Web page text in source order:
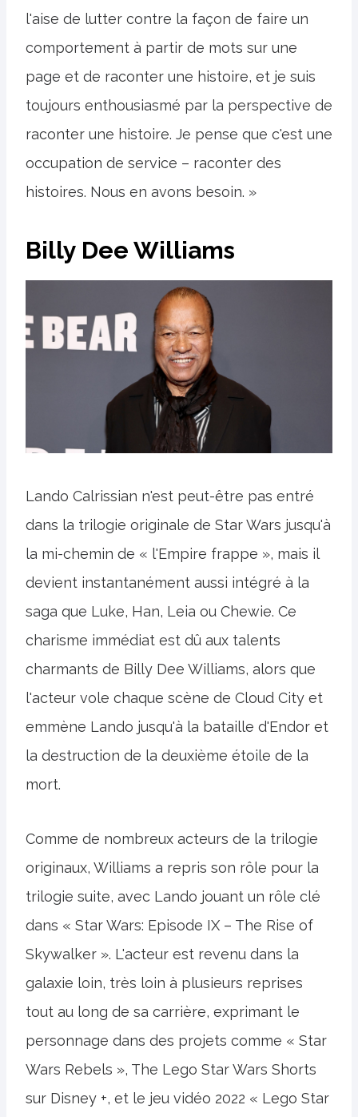
l'aise de lutter contre la façon de faire un
comportement à partir de mots sur une
page et de raconter une histoire, et je suis
toujours enthousiasmé par la perspective de
raconter une histoire. Je pense que c'est une
occupation de service – raconter des
histoires. Nous en avons besoin. »
Billy Dee Williams
Lando Calrissian n'est peut-être pas entré
dans la trilogie originale de Star Wars jusqu'à
la mi-chemin de « l'Empire frappe », mais il
devient instantanément aussi intégré à la
saga que Luke, Han, Leia ou Chewie. Ce
charisme immédiat est dû aux talents
charmants de Billy Dee Williams, alors que
l'acteur vole chaque scène de Cloud City et
emmène Lando jusqu'à la bataille d'Endor et
la destruction de la deuxième étoile de la
mort.
Comme de nombreux acteurs de la trilogie
originaux, Williams a repris son rôle pour la
trilogie suite, avec Lando jouant un rôle clé
dans « Star Wars: Episode IX – The Rise of
Skywalker ». L'acteur est revenu dans la
galaxie loin, très loin à plusieurs reprises
tout au long de sa carrière, exprimant le
personnage dans des projets comme « Star
Wars Rebels », The Lego Star Wars Shorts
sur Disney +, et le jeu vidéo 2022 « Lego Star